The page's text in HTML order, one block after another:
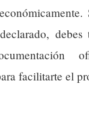
debes
facilitarte el